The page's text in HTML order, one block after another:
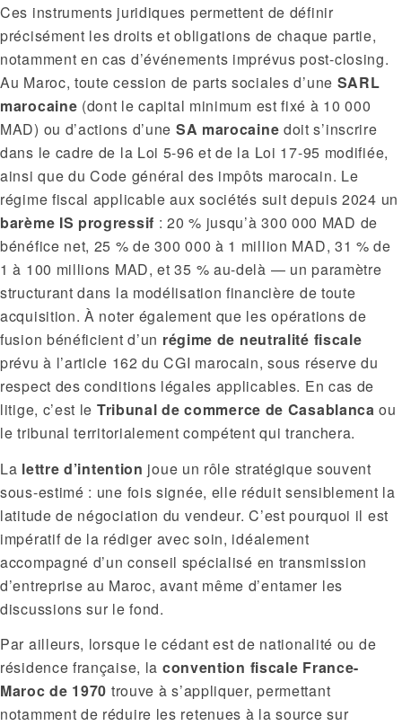
Ces instruments juridiques permettent de définir
précisément les droits et obligations de chaque partie,
notamment en cas d’événements imprévus post-closing.
Au Maroc, toute cession de parts sociales d’une SARL
marocaine (dont le capital minimum est fixé à 10 000
MAD) ou d’actions d’une SA marocaine doit s’inscrire
dans le cadre de la Loi 5-96 et de la Loi 17-95 modifiée,
ainsi que du Code général des impôts marocain. Le
régime fiscal applicable aux sociétés suit depuis 2024 un
barème IS progressif : 20 % jusqu’à 300 000 MAD de
bénéfice net, 25 % de 300 000 à 1 million MAD, 31 % de
1 à 100 millions MAD, et 35 % au-delà — un paramètre
structurant dans la modélisation financière de toute
acquisition. À noter également que les opérations de
fusion bénéficient d’un régime de neutralité fiscale
prévu à l’article 162 du CGI marocain, sous réserve du
respect des conditions légales applicables. En cas de
litige, c’est le Tribunal de commerce de Casablanca ou
le tribunal territorialement compétent qui tranchera.
La lettre d’intention joue un rôle stratégique souvent
sous-estimé : une fois signée, elle réduit sensiblement la
latitude de négociation du vendeur. C’est pourquoi il est
impératif de la rédiger avec soin, idéalement
accompagné d’un conseil spécialisé en transmission
d’entreprise au Maroc, avant même d’entamer les
discussions sur le fond.
Par ailleurs, lorsque le cédant est de nationalité ou de
résidence française, la convention fiscale France-
Maroc de 1970 trouve à s’appliquer, permettant
notamment de réduire les retenues à la source sur